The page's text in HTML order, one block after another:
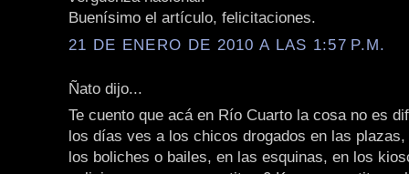
Buenísimo el artículo, felicitaciones.
21 DE ENERO DE 2010 A LAS 1:57 P.M.
Ñato dijo...
Te cuento que acá en Río Cuarto la cosa no es
los días ves a los chicos drogados en las
los boliches o bailes, en las esquinas, en los